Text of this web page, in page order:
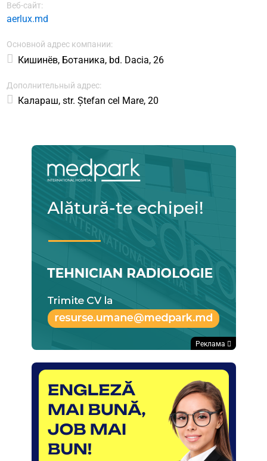
Веб-сайт:
aerlux.md
Основной адрес компании:
Кишинёв, Ботаника, bd. Dacia, 26
Дополнительный адрес:
Калараш, str. Ștefan cel Mare, 20
Реклама